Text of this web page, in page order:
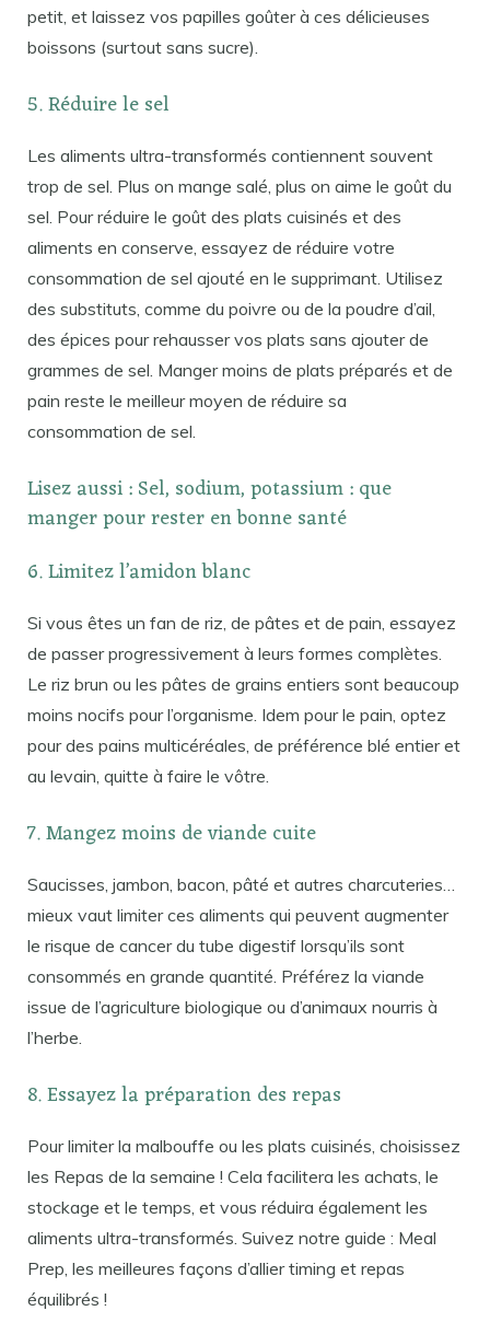
petit, et laissez vos papilles goûter à ces délicieuses
boissons (surtout sans sucre).
5. Réduire le sel
Les aliments ultra-transformés contiennent souvent
trop de sel. Plus on mange salé, plus on aime le goût du
sel. Pour réduire le goût des plats cuisinés et des
aliments en conserve, essayez de réduire votre
consommation de sel ajouté en le supprimant. Utilisez
des substituts, comme du poivre ou de la poudre d’ail,
des épices pour rehausser vos plats sans ajouter de
grammes de sel. Manger moins de plats préparés et de
pain reste le meilleur moyen de réduire sa
consommation de sel.
Lisez aussi : Sel, sodium, potassium : que
manger pour rester en bonne santé
6. Limitez l’amidon blanc
Si vous êtes un fan de riz, de pâtes et de pain, essayez
de passer progressivement à leurs formes complètes.
Le riz brun ou les pâtes de grains entiers sont beaucoup
moins nocifs pour l’organisme. Idem pour le pain, optez
pour des pains multicéréales, de préférence blé entier et
au levain, quitte à faire le vôtre.
7. Mangez moins de viande cuite
Saucisses, jambon, bacon, pâté et autres charcuteries…
mieux vaut limiter ces aliments qui peuvent augmenter
le risque de cancer du tube digestif lorsqu’ils sont
consommés en grande quantité. Préférez la viande
issue de l’agriculture biologique ou d’animaux nourris à
l’herbe.
8. Essayez la préparation des repas
Pour limiter la malbouffe ou les plats cuisinés, choisissez
les Repas de la semaine ! Cela facilitera les achats, le
stockage et le temps, et vous réduira également les
aliments ultra-transformés. Suivez notre guide : Meal
Prep, les meilleures façons d’allier timing et repas
équilibrés !